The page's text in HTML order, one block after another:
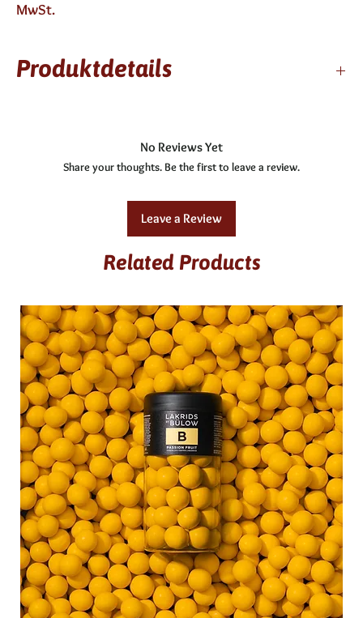
MwSt.
Produktdetails
Zutaten: Zucker, Glukosestärkesirup, Wasser,
Gelatine, Stabilisator E 420, Salmiaksalz,
Farbstoffe(Carbo Medicinalis Vegetabilis)
No Reviews Yet
Share your thoughts. Be the first to leave a review.
Leave a Review
Related Products